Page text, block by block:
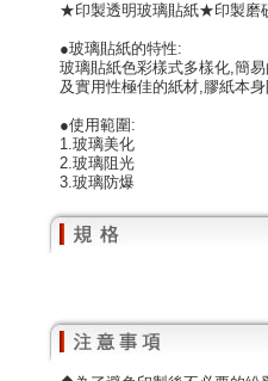
★印製透明玻璃貼紙★印製磨
●玻璃貼紙的特性:
玻璃貼紙色彩樣式多樣化,簡
及實用性極佳的紙材,膠紙本
●使用範圍:
1.玻璃美化
2.玻璃阻光
3.玻璃防爆